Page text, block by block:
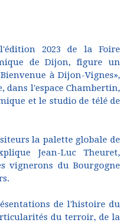
2023 de la Foire
de Dijon, figure un
à Dijon-Vignes»,
dans l'espace Chambertin,
et le studio de télé de
la palette globale de
Jean-Luc Theuret,
vignerons du Bourgogne
de l'histoire du
du terroir, de la